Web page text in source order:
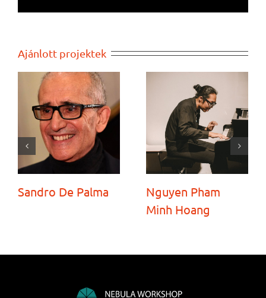
Ajánlott projektek
Sandro De Palma
Nguyen Pham
Minh Hoang